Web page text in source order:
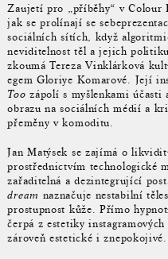
Zaujetí pro „příběhy“ v Colour
jak se prolínají se
sociálních sítích, když
neviditelnost těl a jejich
zkoumá Tereza Vinklárková
egem Gloriye Komarové. Její
Too zápolí s myšlenkami
obrazu na sociálních médií a
přeměny v komoditu.
Jan Matýsek se zajímá o
prostřednictvím technologické
zařaditelná a dezintegrující
dream naznačuje nestabilní
prostupnost kůže. Přímo
čerpá z estetiky
zároveň estetické i znepokojivé.